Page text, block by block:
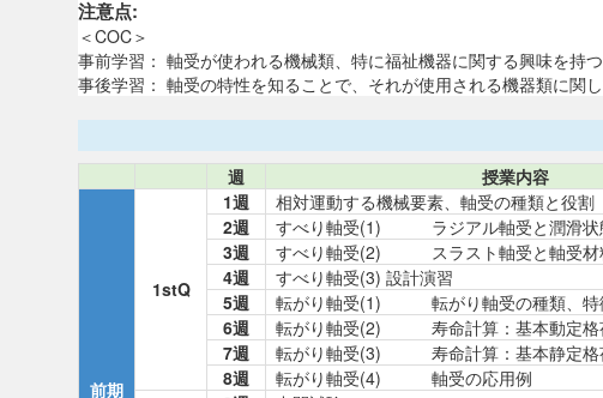
注意点:
＜COC＞
事前学習： 軸受が使われる機械類、特に福祉機器に関する興味を持つ
事後学習： 軸受の特性を知ることで、それが使用される機器類に関
週 授業内容
前期
1stQ
1週 相対運動する機械要素、軸受の種類と役割
2週
すべり軸受(1) ラジアル軸受と潤滑状
3週
すべり軸受(2) スラスト軸受と軸受材
4週
すべり軸受(3) 設計演習
5週
転がり軸受(1) 転がり軸受の種類、特
6週
転がり軸受(2) 寿命計算：基本動定格
7週
転がり軸受(3) 寿命計算：基本静定格
8週
転がり軸受(4) 軸受の応用例